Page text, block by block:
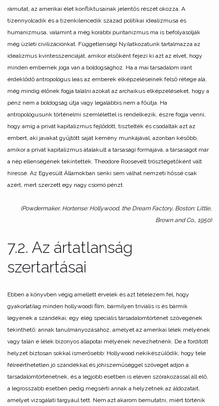
rámutat, az amerikai élet konfliktusainak jelentős részét okozza. A
tizennyolcadik és a tizenkilencedik század politikai idealizmusa és
humanizmusa, valamint a még korábbi puritanizmus ma is befolyásolják
még üzleti civilizációnkat. Függetlenségi Nyilatkozatunk tartalmazza az
idealizmus kvintesszenciáját, amikor elsőként fejezi ki azt az elvet, hogy
minden embernek joga van a boldogsághoz. Ha a mai társadalom iránt
érdeklődő antropológus leás az emberek elképzeléseinek felső rétege alá,
még mindig élőnek fogja találni azokat az archaikus elképzeléseket, hogy a
pénz nem a boldogság útja vagy legalábbis nem a főútja. Ha
antropológusunk történelmi szemlélettel is rendelkezik, észre fogja venni,
hogy amíg a privát kapitalizmus fejlődött, tisztelték és csodálták azt az
embert, aki javakat gyűjtött saját kemény munkájával; azonban később,
amikor a privát kapitalizmus átalakult a társasági formájává, a társaságot már
a nép ellenségének tekintették. Theodore Roosevelt trösztégetőként vált
híressé. Az Egyesült Államokban senki sem válhat nemzeti hőssé csak
azért, mert szerzett egy nagy csomó pénzt.
(Powdermaker, Hortense: Hollywood, the Dream Factory, Boston: Little,
Brown and Co., 1950)
7.2. Az ártatlanság
szertartásai
Ebben a könyvben végig amellett érvelek és azt tételezem fel, hogy
gyakorlatilag minden hollywoodi film, bármilyen triviális is és bármik
legyenek a szándékai, egy elég speciális társadalomtörténet szövegének
tekinthető: annak tanulmányozásához, amelyet az amerikai lélek mélyének
vagy talán e lélek bizonyos állapotai mélyének nevezhetnénk. De a fordított
helyzet biztosan sokkal ismerősebb: Hollywood nekikészülődik, hogy tele
félreérthetetlen jó szándékkal és jóhiszeműséggel szöveget adjon a
társadalomtörténetnek, és a legjobb esetben is eleven szórakozással áll elő,
a legrosszabb esetben pedig megsérti annak a helyzetnek az áldozatait,
amelyet vizsgálati tárgyául tett. Nem azt akarom bemutatni, miért történik